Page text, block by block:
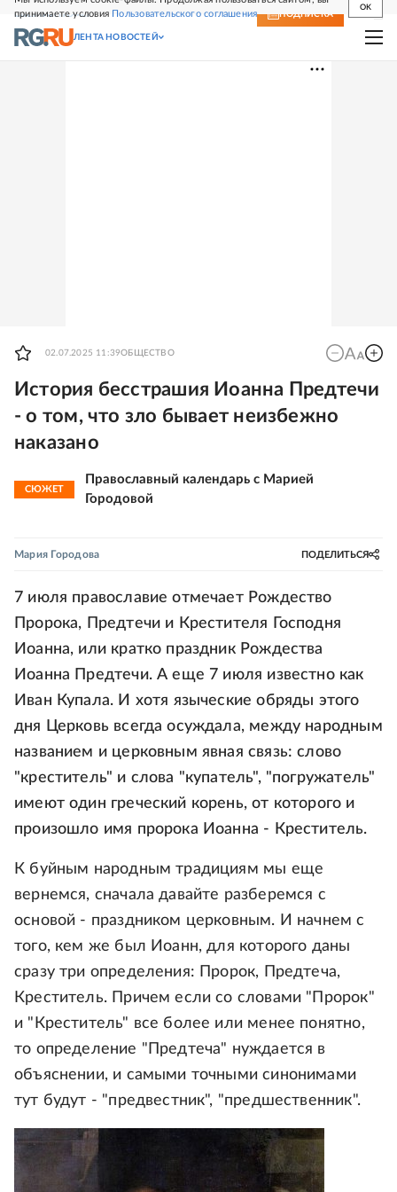
принимаете условия Пользовательского соглашения
OK
СВЕЖИЙ НОМЕР ПОДПИСКА
ЛЕНТА НОВОСТЕЙ
02.07.2025 11:39ОБЩЕСТВО
История бесстрашия Иоанна Предтечи
- о том, что зло бывает неизбежно
наказано
СЮЖЕТ
Православный календарь с Марией
Городовой
Мария Городова ПОДЕЛИТЬСЯ
7 июля православие отмечает Рождество
Пророка, Предтечи и Крестителя Господня
Иоанна, или кратко праздник Рождества
Иоанна Предтечи. А еще 7 июля известно как
Иван Купала. И хотя языческие обряды этого
дня Церковь всегда осуждала, между народным
названием и церковным явная связь: слово
"креститель" и слова "купатель", "погружатель"
имеют один греческий корень, от которого и
произошло имя пророка Иоанна - Креститель.
К буйным народным традициям мы еще
вернемся, сначала давайте разберемся с
основой - праздником церковным. И начнем с
того, кем же был Иоанн, для которого даны
сразу три определения: Пророк, Предтеча,
Креститель. Причем если со словами "Пророк"
и "Креститель" все более или менее понятно,
то определение "Предтеча" нуждается в
объяснении, и самыми точными синонимами
тут будут - "предвестник", "предшественник".